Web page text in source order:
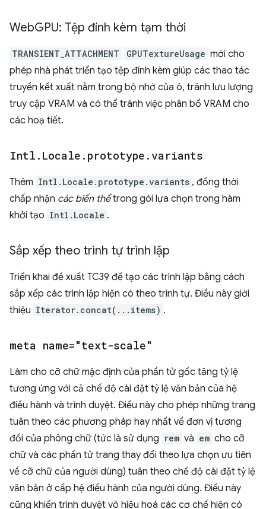
WebGPU: Tệp đính kèm tạm thời
TRANSIENT_ATTACHMENT GPUTextureUsage mới cho
phép nhà phát triển tạo tệp đính kèm giúp các thao tác
truyền kết xuất nằm trong bộ nhớ của ô, tránh lưu lượng
truy cập VRAM và có thể tránh việc phân bổ VRAM cho
các hoạ tiết.
Intl . Locale . prototype . variants
Thêm Intl.Locale.prototype.variants , đồng thời
chấp nhận các biến thểtrong gói lựa chọn trong hàm
khởi tạo Intl.Locale .
Sắp xếp theo trình tự trình lặp
Triển khai đề xuất TC39 để tạo các trình lặp bằng cách
sắp xếp các trình lặp hiện có theo trình tự. Điều này giới
thiệu Iterator.concat(...items) .
meta name="text-scale"
Làm cho cỡ chữ mặc định của phần tử gốc tăng tỷ lệ
tương ứng với cả chế độ cài đặt tỷ lệ văn bản của hệ
điều hành và trình duyệt. Điều này cho phép những trang
tuân theo các phương pháp hay nhất về đơn vị tương
đối của phông chữ (tức là sử dụng rem và em cho cỡ
chữ và các phần tử trang thay đổi theo lựa chọn ưu tiên
về cỡ chữ của người dùng) tuân theo chế độ cài đặt tỷ lệ
văn bản ở cấp hệ điều hành của người dùng. Điều này
cũng khiến trình duyệt vô hiệu hoá các cơ chế hiện có